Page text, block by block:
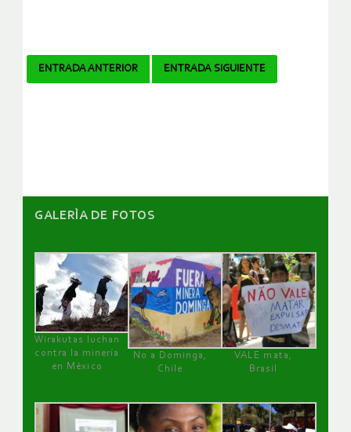
Navegador
ENTRADA ANTERIOR ENTRADA SIGUIENTE
GALERÌA DE FOTOS
Wirakutas luchan
contra la minería
en México
No a Dominga,
Chile
VALE mata,
Brasil